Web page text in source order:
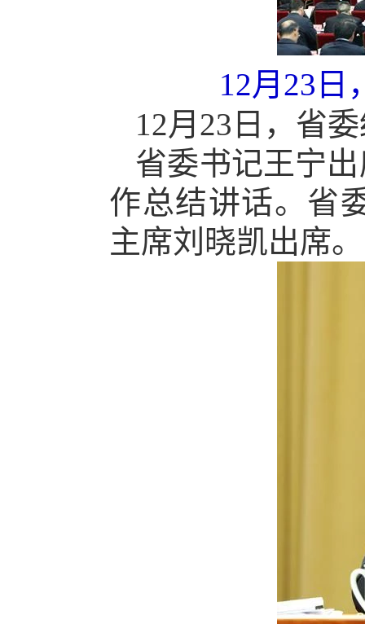
12月23日
12月23日，省
省委书记王宁
作总结讲话。省
主席刘晓凯出席。